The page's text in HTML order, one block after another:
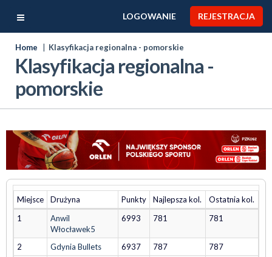
REJESTRACJA
LOGOWANIE
Home Klasyfikacja regionalna - pomorskie
Klasyfikacja regionalna -
pomorskie
Miejsce Drużyna Punkty Najlepsza kol.
Ostatnia kol.
1
Anwil
Włocławek5
6993 781 781
2 Gdynia Bullets 6937 787
787